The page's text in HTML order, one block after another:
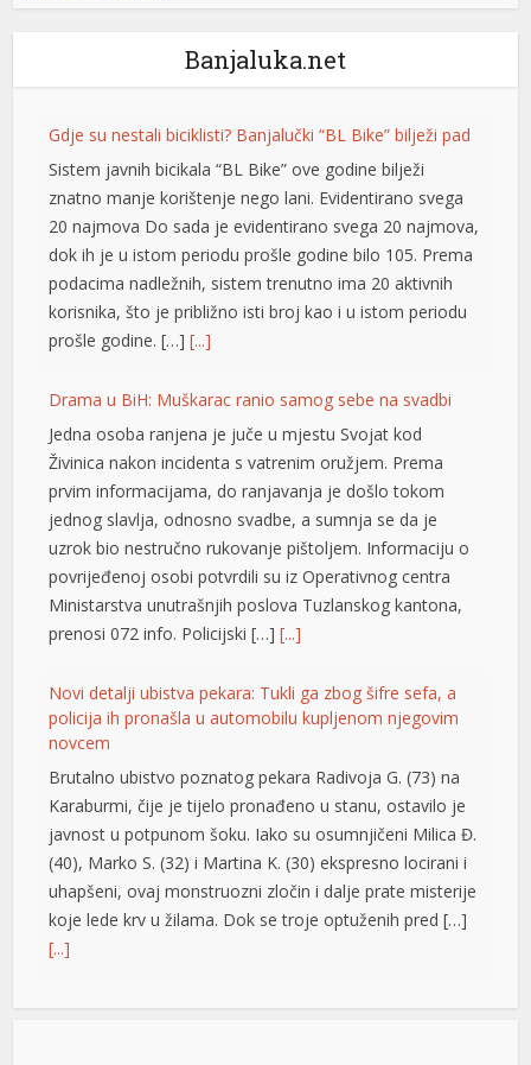
Banjaluka.net
Gdje su nestali biciklisti? Banjalučki “BL Bike” bilježi pad
Sistem javnih bicikala “BL Bike” ove godine bilježi
znatno manje korištenje nego lani. Evidentirano svega
20 najmova Do sada je evidentirano svega 20 najmova,
dok ih je u istom periodu prošle godine bilo 105. Prema
podacima nadležnih, sistem trenutno ima 20 aktivnih
korisnika, što je približno isti broj kao i u istom periodu
prošle godine. […][...]
Drama u BiH: Muškarac ranio samog sebe na svadbi
Jedna osoba ranjena je juče u mjestu Svojat kod
Živinica nakon incidenta s vatrenim oružjem. Prema
prvim informacijama, do ranjavanja je došlo tokom
jednog slavlja, odnosno svadbe, a sumnja se da je
uzrok bio nestručno rukovanje pištoljem. Informaciju o
povrijeđenoj osobi potvrdili su iz Operativnog centra
Ministarstva unutrašnjih poslova Tuzlanskog kantona,
prenosi 072 info. Policijski […][...]
Novi detalji ubistva pekara: Tukli ga zbog šifre sefa, a
policija ih pronašla u automobilu kupljenom njegovim
novcem
Brutalno ubistvo poznatog pekara Radivoja G. (73) na
Karaburmi, čije je tijelo pronađeno u stanu, ostavilo je
javnost u potpunom šoku. Iako su osumnjičeni Milica Đ.
(40), Marko S. (32) i Martina K. (30) ekspresno locirani i
uhapšeni, ovaj monstruozni zločin i dalje prate misterije
koje lede krv u žilama. Dok se troje optuženih pred […]
[...]
Vrućine ne popuštaju: Temperature do 40 stepeni,